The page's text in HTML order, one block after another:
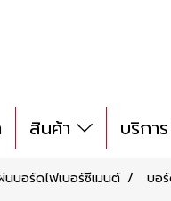
สินค้า บริการ
นบอร์ดไฟเบอร์ซีเมนต์ บอ